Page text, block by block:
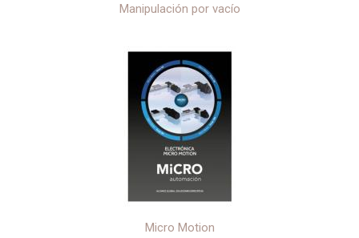
Manipulación por vacío
Micro Motion